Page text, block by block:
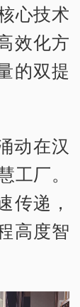
心技术
效化方
的双提
动在汉
厂。
传递，
高度智